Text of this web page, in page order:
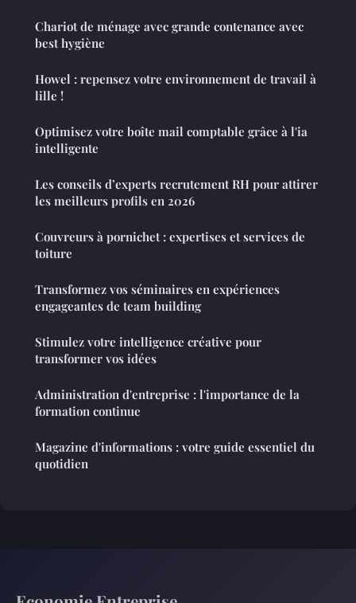
Chariot de ménage avec grande contenance avec
best hygiène
Howel : repensez votre environnement de travail à
lille !
Optimisez votre boîte mail comptable grâce à l'ia
intelligente
Les conseils d’experts recrutement RH pour attirer
les meilleurs profils en 2026
Couvreurs à pornichet : expertises et services de
toiture
Transformez vos séminaires en expériences
engageantes de team building
Stimulez votre intelligence créative pour
transformer vos idées
Administration d'entreprise : l'importance de la
formation continue
Magazine d'informations : votre guide essentiel du
quotidien